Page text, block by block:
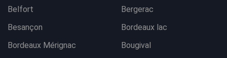
Belfort
Bergerac
Besançon
Bordeaux lac
Bordeaux Mérignac
Bougival